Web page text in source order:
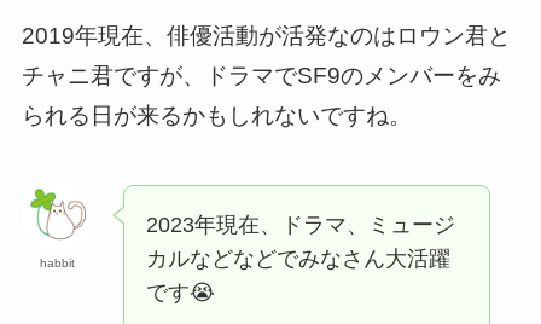
2019年現在、俳優活動が活発なのはロウン君と
チャニ君ですが、ドラマでSF9のメンバーをみ
られる日が来るかもしれないですね。
habbit
2023年現在、ドラマ、ミュージ
カルなどなどでみなさん大活躍
です😭